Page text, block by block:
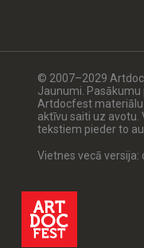
© 2007–2029
Jaunumi. Pasākumu
Artdocfest
aktīvu saiti uz avotu.
tekstiem pieder to
Vietnes vecā versija: